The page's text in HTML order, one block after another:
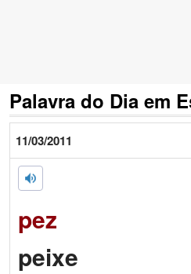
Palavra do Dia em
11/03/2011
pez
peixe